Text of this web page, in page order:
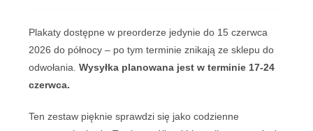
"Powrót
do
siebie"
Plakaty dostępne w preorderze jedynie do 15 czerwca
2026 do północy – po tym terminie znikają ze sklepu do
odwołania.Wysyłka planowana jest w terminie 17-24
czerwca.
Ten zestaw pięknie sprawdzi się jako codzienne